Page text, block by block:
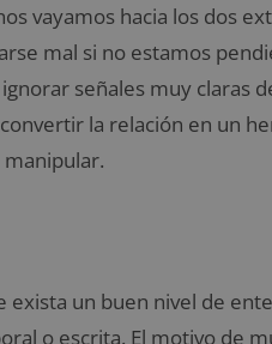
vayamos hacia los dos
mal si no estamos
señales muy claras
la relación en un
exista un buen nivel de
o escrita. El motivo de